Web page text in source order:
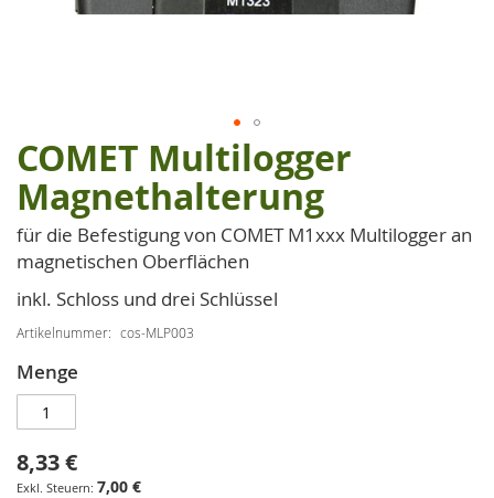
Zum
Anfang
der
Bildgalerie
springen
COMET Multilogger
Magnethalterung
für die Befestigung von COMET M1xxx Multilogger an
magnetischen Oberflächen
inkl. Schloss und drei Schlüssel
Artikelnummer cos-MLP003
Menge
8,33 €
7,00 €